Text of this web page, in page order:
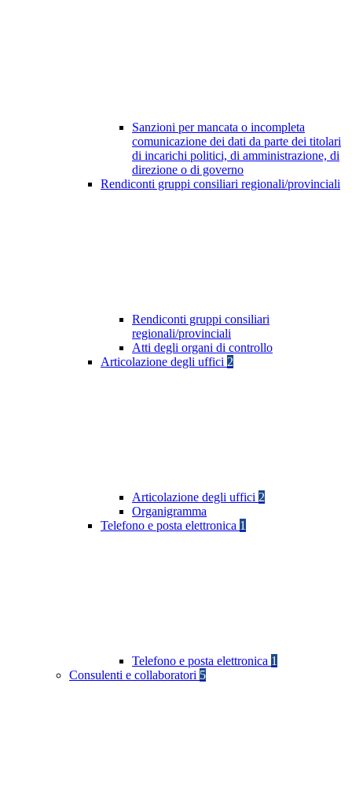
Sanzioni per mancata o incompleta
comunicazione dei dati da parte dei titolari
di incarichi politici, di amministrazione, di
direzione o di governo
Rendiconti gruppi consiliari regionali/provinciali
Rendiconti gruppi consiliari
regionali/provinciali
Atti degli organi di controllo
Articolazione degli uffici 2
Articolazione degli uffici 2
Organigramma
Telefono e posta elettronica 1
Telefono e posta elettronica 1
Consulenti e collaboratori 5